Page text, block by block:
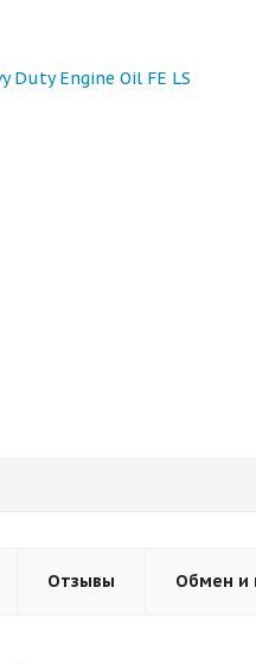
Отзывы Обмен и